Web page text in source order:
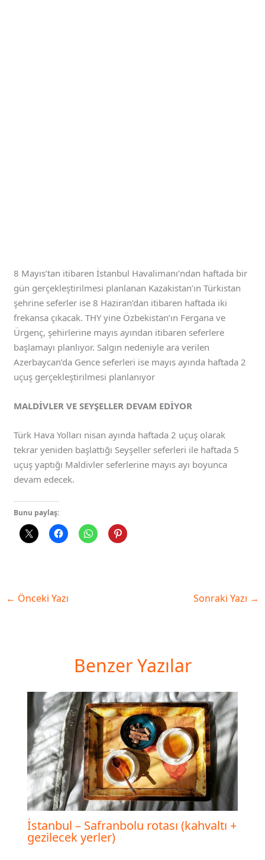
8 Mayıs’tan itibaren İstanbul Havalimanı’ndan haftada bir
gün gerçekleştirilmesi planlanan Kazakistan’ın Türkistan
şehrine seferler ise 8 Haziran’dan itibaren haftada iki
frekansa çıkacak. THY yine Özbekistan’ın Fergana ve
Ürgenç, şehirlerine mayıs ayından itibaren seferlere
başlamayı planlıyor. Salgın nedeniyle ara verilen
Azerbaycan’da Gence seferleri ise mayıs ayında haftada 2
uçuş gerçekleştirilmesi planlanıyor
MALDİVLER VE SEYŞELLER DEVAM EDİYOR
Türk Hava Yolları nisan ayında haftada 2 uçuş olarak
tekrar yeniden başlattığı Seyşeller seferleri ile haftada 5
uçuş yaptığı Maldivler seferlerine mayıs ayı boyunca
devam edecek.
Bunu paylaş:
← Önceki Yazı Sonraki Yazı →
Benzer Yazılar
İstanbul – Safranbolu rotası (kahvaltı +
gezilecek yerler)